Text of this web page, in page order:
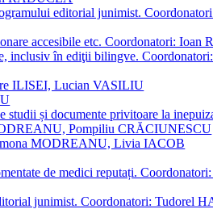
editorial junimist.
accesibile etc. Coordonatori:
inclusiv în ediţii bilingve.
ILISEI, Lucian VASILIU
studii și documente privitoare la
Pompiliu CRĂCIUNESCU
MODREANU, Livia IACOB
de medici reputați.
junimist. Coordonatori: